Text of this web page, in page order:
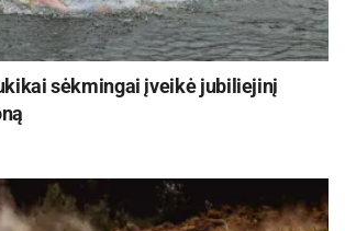
sėkmingai įveikė jubiliejinį